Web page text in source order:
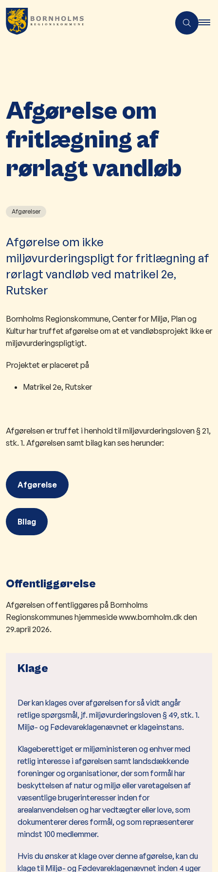
Afgørelse om
fritlægning af
rørlagt vandløb
Afgørelser
Afgørelse om ikke
miljøvurderingspligt for fritlægning af
rørlagt vandløb ved matrikel 2e,
Rutsker
Bornholms Regionskommune, Center for Miljø, Plan og
Kultur har truffet afgørelse om at et vandløbsprojekt ikke er
miljøvurderingspligtigt.
Projektet er placeret på
Matrikel 2e, Rutsker
Afgørelsen er truffet i henhold til miljøvurderingsloven § 21,
stk. 1. Afgørelsen samt bilag kan ses herunder:
Afgørelse
Bilag
Offentliggørelse
Afgørelsen offentliggøres på Bornholms
Regionskommunes hjemmeside www.bornholm.dk den
29.april 2026.
Klage
Der kan klages over afgørelsen for så vidt angår
retlige spørgsmål, jf. miljøvurderingsloven § 49, stk. 1.
Miljø- og Fødevareklagenævnet er klageinstans.
Klageberettiget er miljøministeren og enhver med
retlig interesse i afgørelsen samt landsdækkende
foreninger og organisationer, der som formål har
beskyttelsen af natur og miljø eller varetagelsen af
væsentlige brugerinteresser inden for
arealanvendelsen og har vedtægter eller love, som
dokumenterer deres formål, og som repræsenterer
mindst 100 medlemmer.
Hvis du ønsker at klage over denne afgørelse, kan du
klage til Miljø- og Fødevareklagenævnet inden 4 uger